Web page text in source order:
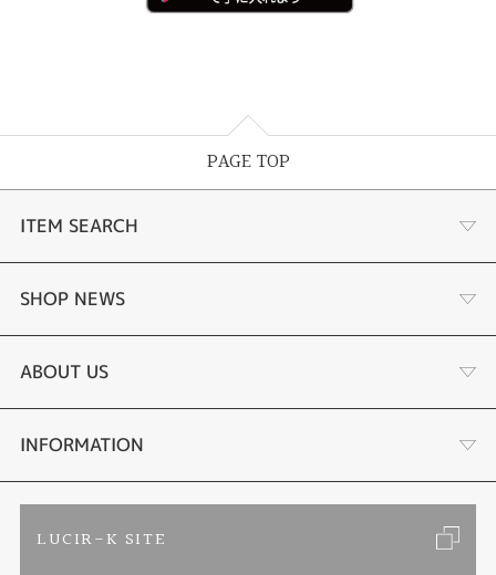
PAGE TOP
ITEM SEARCH
婚約指輪 結婚指輪
ラボグロウンダイヤモンド婚約指輪
手作り結婚指輪
手作りペアリング
SHOP NEWS
商品一覧
ブランドリスト
リフォーム
ABOUT US
店舗情報・会社概要
INFORMATION
LUCIR-K SITE